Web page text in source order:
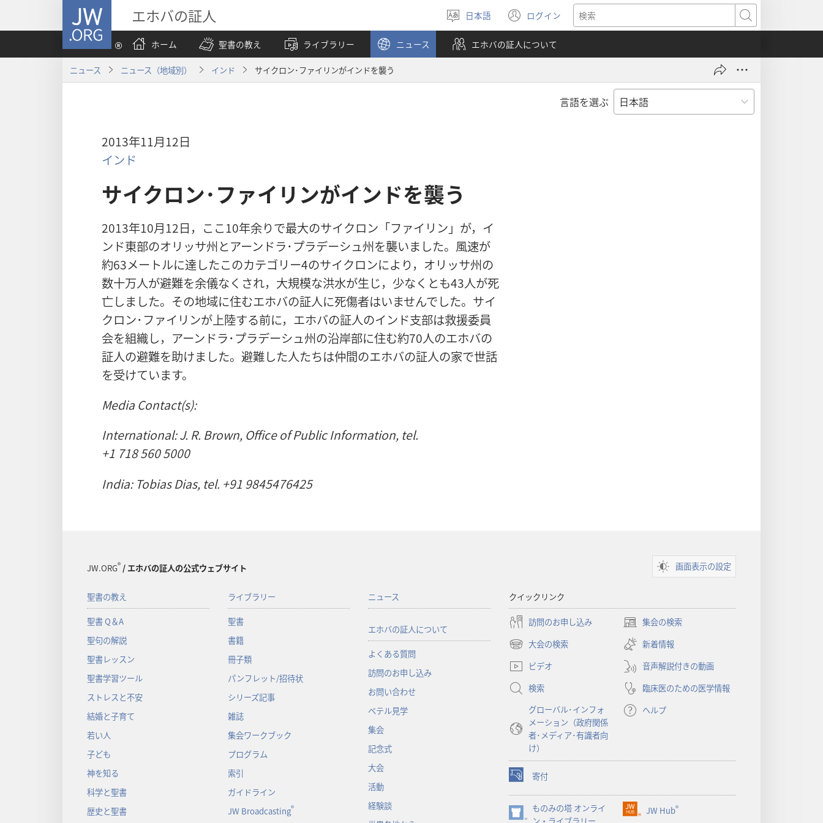
JW.ORG エホバの証人
言
語
を
選
日本語 ログイン
（新
し
い
タ
で
検
索
ホーム
聖書の教え ライブラリー ニュース エホバの証人について
ニュース ニュース（地域別） インド サイクロン･ファイリンがインドを襲う
言語を選ぶ
2013年11月12日
インド
サイクロン･ファイリンがインドを襲う
2013年10月12日，ここ10年余りで最大のサイクロン「ファイリン」が，イ
ンド東部のオリッサ州とアーンドラ･プラデーシュ州を襲いました。風速が
約63メートルに達したこのカテゴリー4のサイクロンにより，オリッサ州の
数十万人が避難を余儀なくされ，大規模な洪水が生じ，少なくとも43人が死
亡しました。その地域に住むエホバの証人に死傷者はいませんでした。サイ
クロン･ファイリンが上陸する前に，エホバの証人のインド支部は救援委員
会を組織し，アーンドラ･プラデーシュ州の沿岸部に住む約70人のエホバの
証人の避難を助けました。避難した人たちは仲間のエホバの証人の家で世話
を受けています。
Media Contact(s):
International: J. R. Brown, Office of Public Information, tel.
+1 718 560 5000
India: Tobias Dias, tel. +91 9845476425
JW.ORG®/ エホバの証人の公式ウェブサイト 画面表示の設定
聖書の教え
聖書 Q＆A
聖句の解説
聖書レッスン
聖書学習ツール
ストレスと不安
結婚と子育て
若い人
子ども
神を知る
科学と聖書
歴史と聖書
ライブラリー
聖書
書籍
冊子類
パンフレット/招待状
シリーズ記事
雑誌
集会ワークブック
プログラム
索引
ガイドライン
JW Broadcasting®
ニュース
エホバの証人について
よくある質問
訪問のお申し込み
お問い合わせ
ベテル見学
集会
記念式
大会
活動
経験談
クイックリンク
訪問のお申し込み 集会の検索
（新
し
い
タ
ブ
で
開
く）
大会の検索
（新
し
タ
開
新着情報
ビデオ
音声解説付きの動画
検索
臨床医のための医学情報
グローバル･インフォ
メーション（政府関係
者･メディア･有識者向
け）
ヘルプ
寄付
（新
し
い
ものみの塔 オンライ
（新
JW Hub®
（新